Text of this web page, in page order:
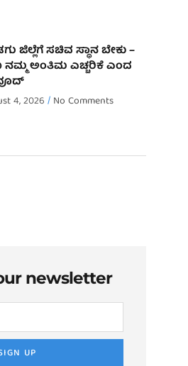
ಜಿಲ್ಲೆಗೆ ಸಚಿವ ಸ್ಥಾನ ಬೇಕು –
ನಮ್ಮ ಅಂತಿಮ ಎಚ್ಚರಿಕೆ ಎಂದ
4, 2026 No Comments
newsletter
UP